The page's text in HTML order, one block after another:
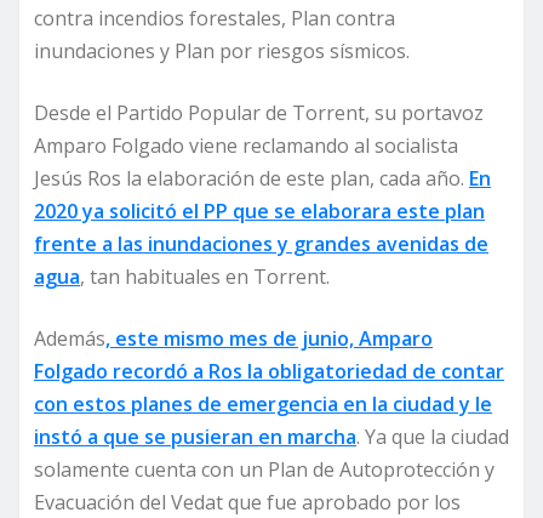
contra incendios forestales, Plan contra
inundaciones y Plan por riesgos sísmicos.
Desde el Partido Popular de Torrent, su portavoz
Amparo Folgado viene reclamando al socialista
Jesús Ros la elaboración de este plan, cada año. En
2020 ya solicitó el PP que se elaborara este plan
frente a las inundaciones y grandes avenidas de
agua, tan habituales en Torrent.
Además, este mismo mes de junio, Amparo
Folgado recordó a Ros la obligatoriedad de contar
con estos planes de emergencia en la ciudad y le
instó a que se pusieran en marcha. Ya que la ciudad
solamente cuenta con un Plan de Autoprotección y
Evacuación del Vedat que fue aprobado por los